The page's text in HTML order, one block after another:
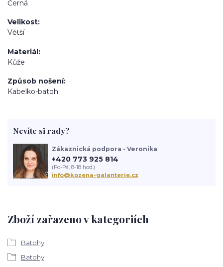
Černá
Velikost
Větší
Materiál
Kůže
Způsob nošení
Kabelko-batoh
Zboží zařazeno v kategoriích
Batohy
Batohy
Nevíte si rady?
Zákaznická podpora - Veronika
+420 773 925 814
(Po-Pá, 8-18 hod.)
info@kozena-galanterie.cz